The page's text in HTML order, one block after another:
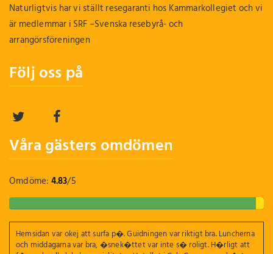
Naturligtvis har vi ställt resegaranti hos Kammarkollegiet och vi
är medlemmar i SRF –Svenska resebyrå- och
arrangörsföreningen
Följ oss på
Våra gästers omdömen
Omdöme: 4.83/5
Hemsidan var okej att surfa p�. Guidningen var riktigt bra. Luncherna
och middagarna var bra, �snek�ttet var inte s� roligt. H�rligt att